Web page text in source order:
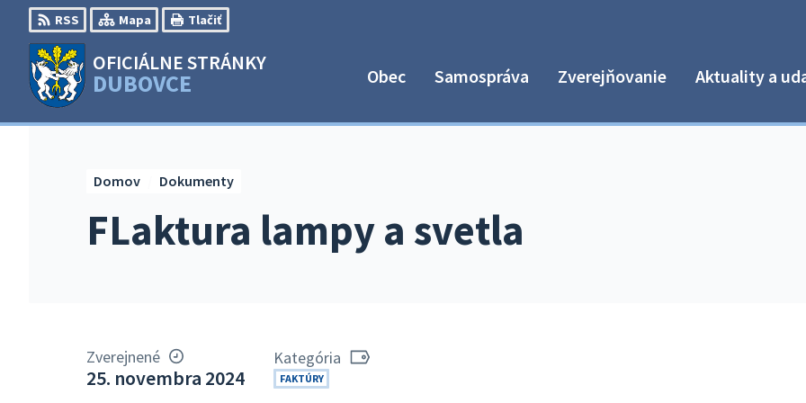
Preskočiť
na
obsah
RSS Mapa Tlačiť
OFICIÁLNE STRÁNKY
DUBOVCE Obec Samospráva Zverejňovanie Aktuality a
FLaktura lampy a svetla
Domov Dokumenty
Zverejnené
25. novembra 2024
Kategória
FAKTÚRY